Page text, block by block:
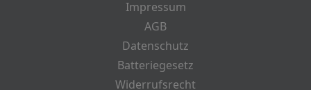
Impressum
AGB
Datenschutz
Batteriegesetz
Widerrufsrecht